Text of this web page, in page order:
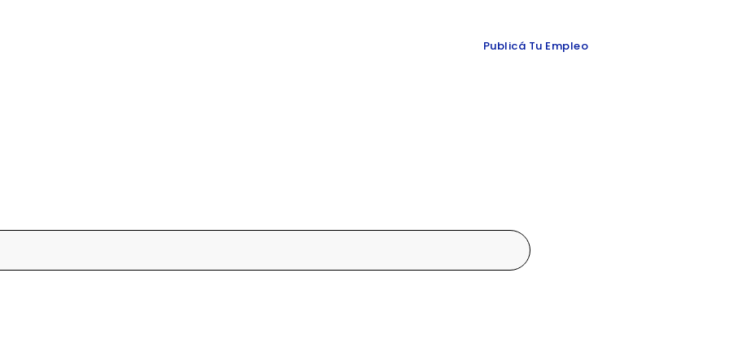
Publicá Tu Empleo